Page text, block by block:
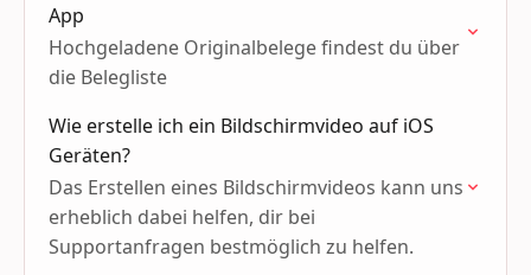
App
Hochgeladene Originalbelege findest du über
die Belegliste
Wie erstelle ich ein Bildschirmvideo auf iOS
Geräten?
Das Erstellen eines Bildschirmvideos kann uns
erheblich dabei helfen, dir bei
Supportanfragen bestmöglich zu helfen.